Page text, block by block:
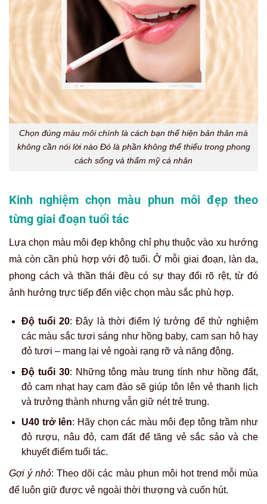
Chọn đúng màu môi chính là cách bạn thể hiện bản thân mà
không cần nói lời nào Đó là phần không thể thiếu trong phong
cách sống và thẩm mỹ cá nhân
Kinh nghiệm chọn màu phun môi đẹp theo
từng giai đoạn tuổi tác
Lựa chọn màu môi đẹp không chỉ phụ thuộc vào xu hướng
mà còn cần phù hợp với độ tuổi. Ở mỗi giai đoạn, làn da,
phong cách và thần thái đều có sự thay đổi rõ rệt, từ đó
ảnh hưởng trực tiếp đến việc chọn màu sắc phù hợp.
Độ tuổi 20: Đây là thời điểm lý tưởng để thử nghiệm
các màu sắc tươi sáng như hồng baby, cam san hô hay
đỏ tươi – mang lại vẻ ngoài rạng rỡ và năng động.
Độ tuổi 30: Những tông màu trung tính như hồng đất,
đỏ cam nhạt hay cam đào sẽ giúp tôn lên vẻ thanh lịch
và trưởng thành nhưng vẫn giữ nét trẻ trung.
U40 trở lên: Hãy chọn các màu môi đẹp tông trầm như
đỏ rượu, nâu đỏ, cam đất để tăng vẻ sắc sảo và che
khuyết điểm tuổi tác.
Gợi ý nhỏ: Theo dõi các màu phun môi hot trend mỗi mùa
để luôn giữ được vẻ ngoài thời thượng và cuốn hút.